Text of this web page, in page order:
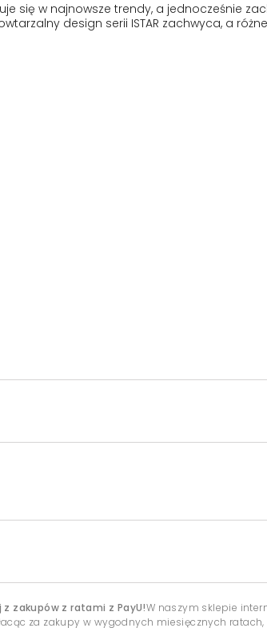
się w najnowsze trendy, a jednocześnie
design serii ISTAR zachwyca, a
z zakupów z ratami z PayU!W naszym sklepie
za zakupy w wygodnych miesięcznych